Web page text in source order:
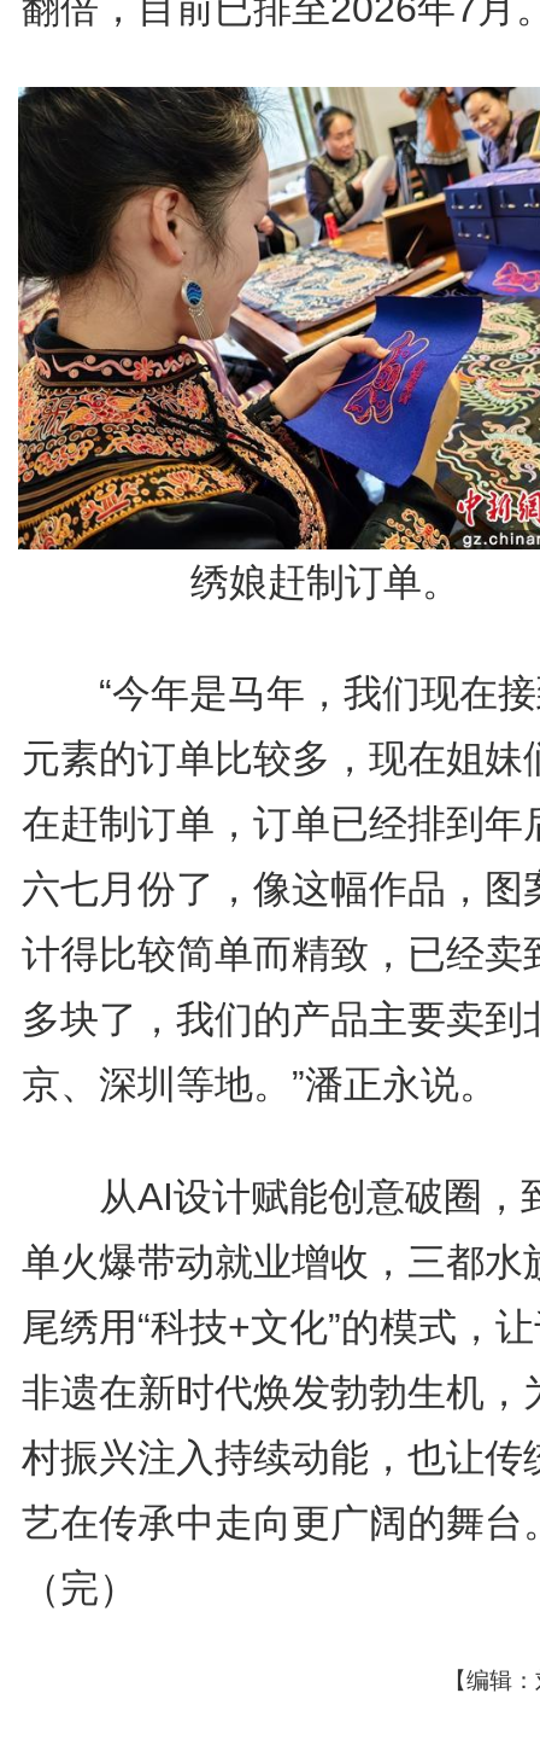
绣娘赶制订单。
“今年是马年，我们现在接
元素的订单比较多，现在姐妹
在赶制订单，订单已经排到年
六七月份了，像这幅作品，图
计得比较简单而精致，已经卖
多块了，我们的产品主要卖到
京、深圳等地。”潘正永说。
从AI设计赋能创意破圈，
单火爆带动就业增收，三都水
尾绣用“科技+文化”的模式，
非遗在新时代焕发勃勃生机，
村振兴注入持续动能，也让传
艺在传承中走向更广阔的舞台
（完）
【编辑